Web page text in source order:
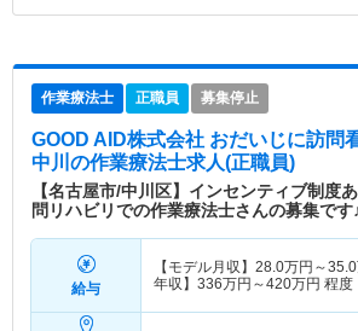
作業療法士 正職員 募集停止
GOOD AID株式会社 おだいじに訪問
中川 の作業療法士求人(正職員)
【名古屋市/中川区】インセンティブ制度
問リハビリでの作業療法士さんの募集です
給与
【モデル月収】 28.0万円～35.0
年収】 336万円～420万円 程